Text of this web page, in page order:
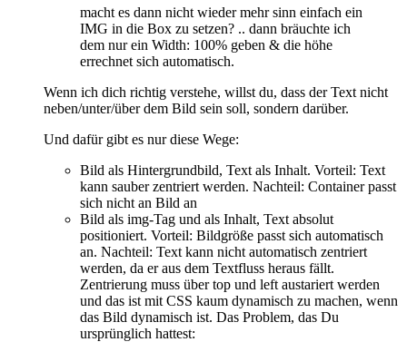
macht es dann nicht wieder mehr sinn einfach ein
IMG in die Box zu setzen? .. dann bräuchte ich
dem nur ein Width: 100% geben & die höhe
errechnet sich automatisch.
Wenn ich dich richtig verstehe, willst du, dass der Text nicht
neben/unter/über dem Bild sein soll, sondern darüber.
Und dafür gibt es nur diese Wege:
Bild als Hintergrundbild, Text als Inhalt. Vorteil: Text
kann sauber zentriert werden. Nachteil: Container passt
sich nicht an Bild an
Bild als img-Tag und als Inhalt, Text absolut
positioniert. Vorteil: Bildgröße passt sich automatisch
an. Nachteil: Text kann nicht automatisch zentriert
werden, da er aus dem Textfluss heraus fällt.
Zentrierung muss über top und left austariert werden
und das ist mit CSS kaum dynamisch zu machen, wenn
das Bild dynamisch ist. Das Problem, das Du
ursprünglich hattest: